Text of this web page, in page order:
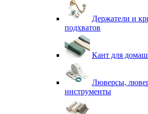
Держатели и
подхватов
Кант для
Люверсы,
инструменты